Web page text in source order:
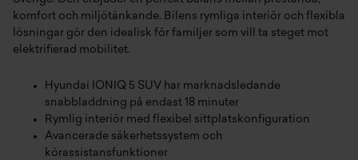
komfort och miljötänkande. Bilens rymliga interiör och flexibla
lösningar gör den idealisk för familjer som vill ta steget mot
elektrifierad mobilitet.
Hyundai IONIQ 5 SUV har marknadsledande
snabbladdning på endast 18 minuter
Rymlig interiör med flexibel sittplatskonfiguration
Avancerade säkerhetssystem och
körassistansfunktioner